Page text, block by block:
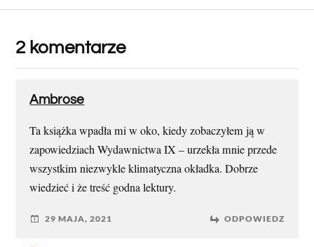
2 komentarze
Ambrose
Ta książka wpadła mi w oko, kiedy zobaczyłem ją w
zapowiedziach Wydawnictwa IX – urzekła mnie przede
wszystkim niezwykle klimatyczna okładka. Dobrze
wiedzieć i że treść godna lektury.
29 MAJA, 2021 ODPOWIEDZ